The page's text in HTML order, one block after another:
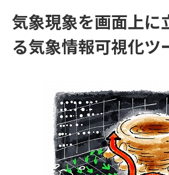
大学・短大の資料種類から請求
総合型選抜・学校推薦型選抜 募
集要項＆願書
大学入
募集要
大学・短大以外の資料から請求
気象現象を画面上に
る気象情報可視化ツ